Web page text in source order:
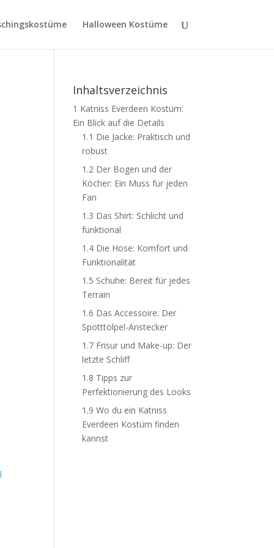
Halloween Kostüme
Inhaltsverzeichnis
1 Katniss Everdeen Kostüm:
Ein Blick auf die Details
1.1 Die Jacke: Praktisch und
robust
1.2 Der Bogen und der
Köcher: Ein Muss für jeden
Fan
1.3 Das Shirt: Schlicht und
funktional
1.4 Die Hose: Komfort und
Funktionalität
1.5 Schuhe: Bereit für jedes
Terrain
1.6 Das Accessoire: Der
Spotttölpel-Anstecker
1.7 Frisur und Make-up: Der
letzte Schliff
1.8 Tipps zur
Perfektionierung des Looks
1.9 Wo du ein Katniss
Everdeen Kostüm finden
kannst